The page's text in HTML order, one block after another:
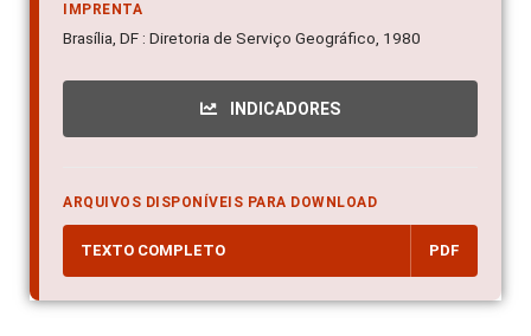
IMPRENTA
Brasília, DF : Diretoria de Serviço Geográfico, 1980
INDICADORES
ARQUIVOS DISPONÍVEIS PARA DOWNLOAD
TEXTO COMPLETO PDF